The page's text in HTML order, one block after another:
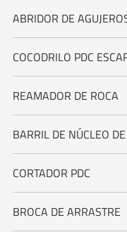
ABRIDOR DE
COCODRILO PDC
REAMADOR DE ROCA
BARRIL DE NÚCLEO
CORTADOR PDC
BROCA DE ARRASTRE